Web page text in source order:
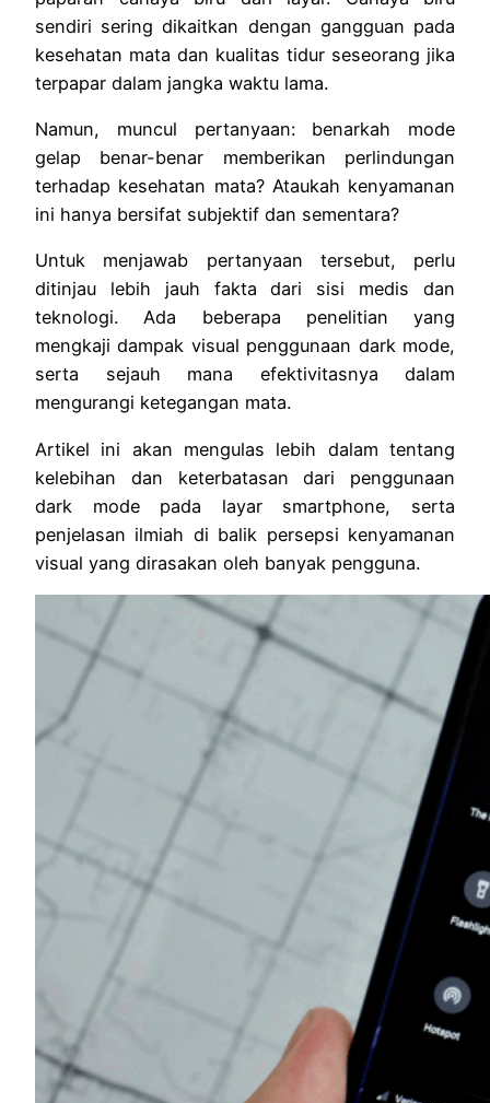
sendiri sering dikaitkan dengan gangguan pada
kesehatan mata dan kualitas tidur seseorang jika
terpapar dalam jangka waktu lama.
Namun, muncul pertanyaan: benarkah mode
gelap benar-benar memberikan perlindungan
terhadap kesehatan mata? Ataukah kenyamanan
ini hanya bersifat subjektif dan sementara?
Untuk menjawab pertanyaan tersebut, perlu
ditinjau lebih jauh fakta dari sisi medis dan
teknologi. Ada beberapa penelitian yang
mengkaji dampak visual penggunaan dark mode,
serta sejauh mana efektivitasnya dalam
mengurangi ketegangan mata.
Artikel ini akan mengulas lebih dalam tentang
kelebihan dan keterbatasan dari penggunaan
dark mode pada layar smartphone, serta
penjelasan ilmiah di balik persepsi kenyamanan
visual yang dirasakan oleh banyak pengguna.